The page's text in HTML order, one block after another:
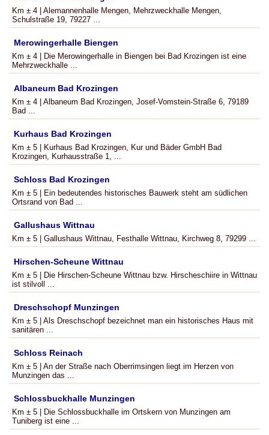
Km ± 4 | Alemannenhalle Mengen, Mehrzweckhalle Mengen,
Schulstraße 19, 79227 ...
Merowingerhalle Biengen
Km ± 4 | Die Merowingerhalle in Biengen bei Bad Krozingen ist eine
Mehrzweckhalle ...
Albaneum Bad Krozingen
Km ± 4 | Albaneum Bad Krozingen, Josef-Vomstein-Straße 6, 79189
Bad ...
Kurhaus Bad Krozingen
Km ± 5 | Kurhaus Bad Krozingen, Kur und Bäder GmbH Bad
Krozingen, Kurhausstraße 1, ...
Schloss Bad Krozingen
Km ± 5 | Ein bedeutendes historisches Bauwerk steht am südlichen
Ortsrand von Bad ...
Gallushaus Wittnau
Km ± 5 | Gallushaus Wittnau, Festhalle Wittnau, Kirchweg 8, 79299 ...
Hirschen-Scheune Wittnau
Km ± 5 | Die Hirschen-Scheune Wittnau bzw. Hirscheschiire in Wittnau
ist stilvoll ...
Dreschschopf Munzingen
Km ± 5 | Als Dreschschopf bezeichnet man ein historisches Haus mit
sanitären ...
Schloss Reinach
Km ± 5 | An der Straße nach Oberrimsingen liegt im Herzen von
Munzingen das ...
Schlossbuckhalle Munzingen
Km ± 5 | Die Schlossbuckhalle im Ortskern von Munzingen am
Tuniberg ist eine ...